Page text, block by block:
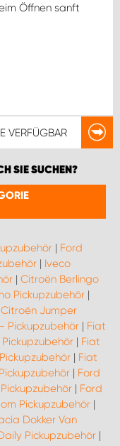
Öffnen sanft
VERFÜGBAR
SIE SUCHEN?
| Ford
| Iveco
| Citroën Berlingo
Pickupzubehör |
Citroën Jumper
Pickupzubehör | Fiat
| Fiat
| Fiat
| Ford
| Ford
Pickupzubehör|
Dokker Van
Pickupzubehör|